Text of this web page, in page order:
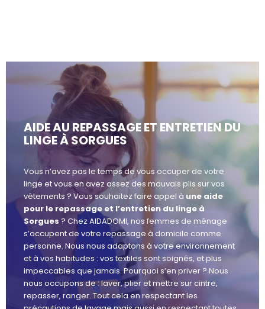
AIDE AU REPASSAGE ET ENTRETIEN DU
LINGE À SORGUES
Vous n’avez pas le temps de vous occuper de votre
linge et vous en avez assez des mauvais plis sur vos
vêtements ? Vous souhaitez faire appel à une aide
pour le repassage et l’entretien du linge à
Sorgues ? Chez AIDADOMI, nos femmes de ménage
s’occupent de votre repassage à domicile comme
personne. Nous nous adaptons à votre environnement
et à vos habitudes : vos textiles sont soignés, et plus
impeccables que jamais. Pourquoi s’en priver ? Nous
nous occupons de : laver, plier et mettre sur cintre,
repasser, ranger. Tout cela en respectant les